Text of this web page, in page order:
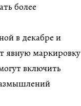
более
в декабре и
явную маркировку
включить